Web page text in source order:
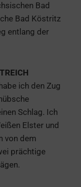
Bad
Bad Köstritz
entlang der
ich den Zug
Schlag. Ich
Elster und
von dem
prächtige